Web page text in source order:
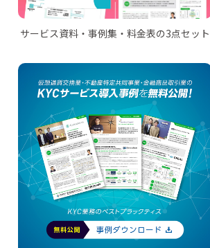
サービス資料・事例集・料金表の3点セット